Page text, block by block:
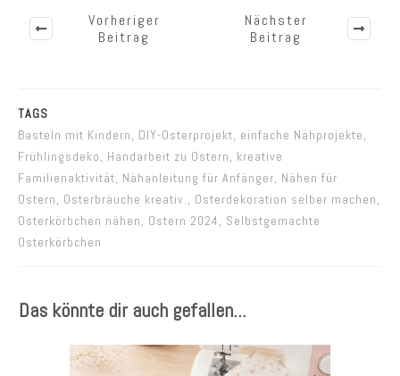
Vorheriger
Beitrag
Nächster
Beitrag
TAGS
Basteln mit Kindern, DIY-Osterprojekt, einfache Nähprojekte,
Frühlingsdeko, Handarbeit zu Ostern, kreative
Familienaktivität, Nähanleitung für Anfänger, Nähen für
Ostern, Osterbräuche kreativ., Osterdekoration selber machen,
Osterkörbchen nähen, Ostern 2024, Selbstgemachte
Osterkörbchen
Das könnte dir auch gefallen...